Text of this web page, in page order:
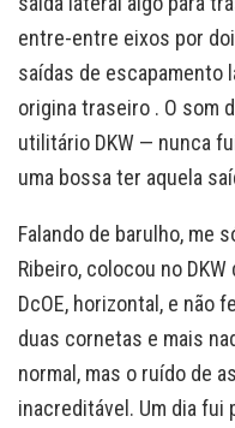
entre-entre eixos por
saídas de escapamento
origina traseiro . O som
utilitário DKW — nunca
uma bossa ter aquela
Falando de barulho, me
Ribeiro, colocou no
DcOE, horizontal, e não
duas cornetas e mais
normal, mas o ruído de
inacreditável. Um dia fui